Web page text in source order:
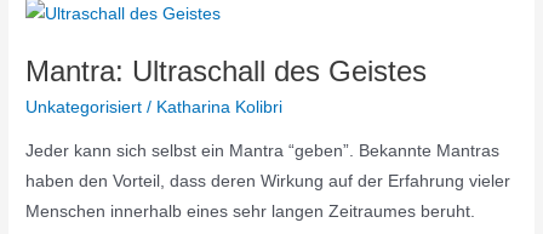
Mantra: Ultraschall des Geistes
Unkategorisiert / Katharina Kolibri
Jeder kann sich selbst ein Mantra “geben”. Bekannte Mantras
haben den Vorteil, dass deren Wirkung auf der Erfahrung vieler
Menschen innerhalb eines sehr langen Zeitraumes beruht.
Mantra:
des
Geistes